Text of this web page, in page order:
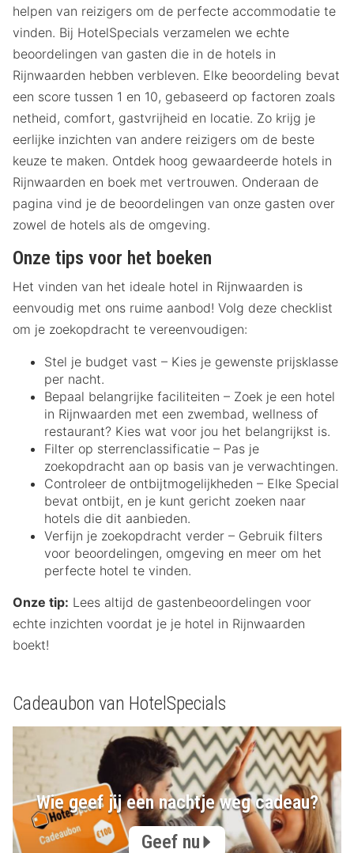
helpen van reizigers om de perfecte accommodatie te
vinden. Bij HotelSpecials verzamelen we echte
beoordelingen van gasten die in de hotels in
Rijnwaarden hebben verbleven. Elke beoordeling bevat
een score tussen 1 en 10, gebaseerd op factoren zoals
netheid, comfort, gastvrijheid en locatie. Zo krijg je
eerlijke inzichten van andere reizigers om de beste
keuze te maken. Ontdek hoog gewaardeerde hotels in
Rijnwaarden en boek met vertrouwen. Onderaan de
pagina vind je de beoordelingen van onze gasten over
zowel de hotels als de omgeving.
Onze tips voor het boeken
Het vinden van het ideale hotel in Rijnwaarden is
eenvoudig met ons ruime aanbod! Volg deze checklist
om je zoekopdracht te vereenvoudigen:
Stel je budget vast – Kies je gewenste prijsklasse
per nacht.
Bepaal belangrijke faciliteiten – Zoek je een hotel
in Rijnwaarden met een zwembad, wellness of
restaurant? Kies wat voor jou het belangrijkst is.
Filter op sterrenclassificatie – Pas je
zoekopdracht aan op basis van je verwachtingen.
Controleer de ontbijtmogelijkheden – Elke Special
bevat ontbijt, en je kunt gericht zoeken naar
hotels die dit aanbieden.
Verfijn je zoekopdracht verder – Gebruik filters
voor beoordelingen, omgeving en meer om het
perfecte hotel te vinden.
Onze tip: Lees altijd de gastenbeoordelingen voor
echte inzichten voordat je je hotel in Rijnwaarden
boekt!
Cadeaubon van HotelSpecials
Wie geef jij een nachtje weg cadeau?
Geef nu